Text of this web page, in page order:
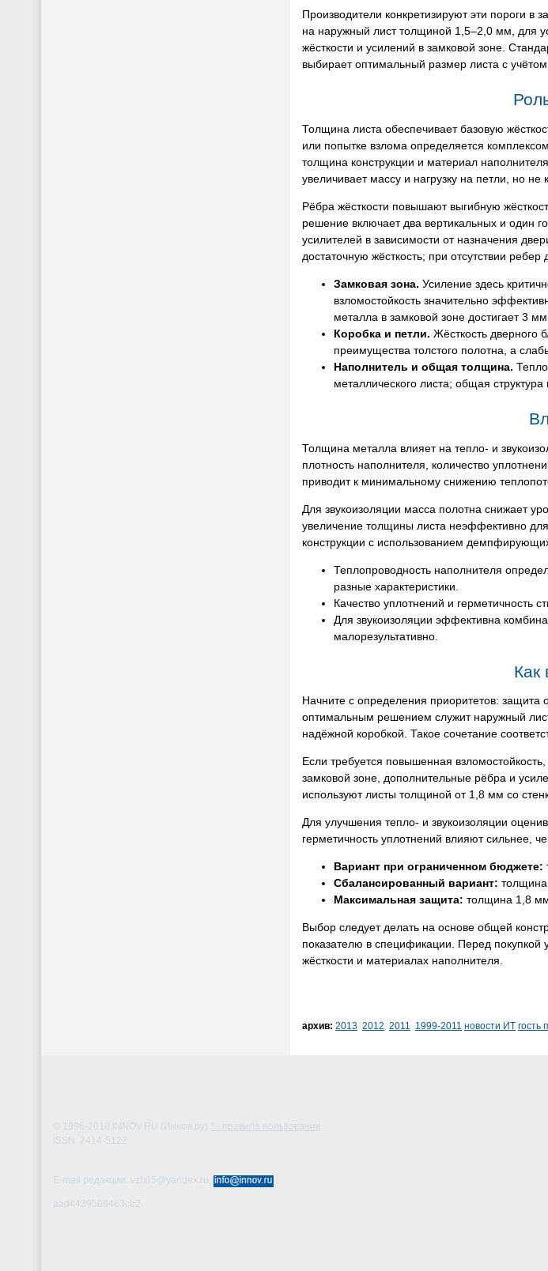
Производители конкретизируют эти пороги
на наружный лист толщиной 1,5–2,0 мм, для
жёсткости и усилений в замковой зоне.
выбирает оптимальный размер листа с
Толщина листа обеспечивает базовую
или попытке взлома определяется
толщина конструкции и материал
увеличивает массу и нагрузку на петли, но
Рёбра жёсткости повышают выгибную
решение включает два вертикальных и один
усилителей в зависимости от назначения
достаточную жёсткость; при отсутствии
Замковая зона. Усиление здесь
взломостойкость значительно
металла в замковой зоне достигает 3 мм.
Коробка и петли. Жёсткость дверного
преимущества толстого полотна, а
Наполнитель и общая толщина.
металлического листа; общая
Толщина металла влияет на тепло- и
плотность наполнителя, количество
приводит к минимальному снижению
Для звукоизоляции масса полотна снижает
увеличение толщины листа неэффективно
конструкции с использованием
Теплопроводность наполнителя
разные характеристики.
Качество уплотнений и герметичность
Для звукоизоляции эффективна
малорезультативно.
Как
Начните с определения приоритетов: защита
оптимальным решением служит наружный
надёжной коробкой. Такое сочетание
Если требуется повышенная
замковой зоне, дополнительные рёбра и
используют листы толщиной от 1,8 мм со
Для улучшения тепло- и звукоизоляции
герметичность уплотнений влияют сильнее,
Вариант при ограниченном бюджете:
Сбалансированный вариант:
Максимальная защита: толщина 1,8 мм
Выбор следует делать на основе общей
показателю в спецификации. Перед
жёсткости и материалах наполнителя.
архив: 2013 2012 2011 1999-2011 новости ИТ гость
© 1996-2018 INNOV.RU (Иннов.ру) * - правила пользования
ISSN: 2414-5122
E-mail редакции: vzh85@yandex.ru,
aad4439508463cb2